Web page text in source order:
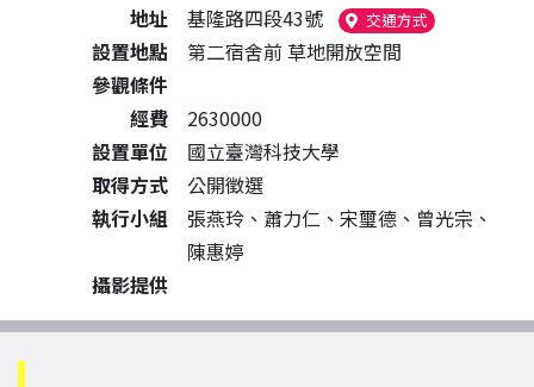
地址
基隆路四段43號 交通方式（另開新視窗）
設置地點
第二宿舍前 草地開放空間
參觀條件
經費
2630000
設置單位
國立臺灣科技大學
取得方式
公開徵選
執行小組
張燕玲、蕭力仁、宋璽德、曾光宗、
陳惠婷
攝影提供